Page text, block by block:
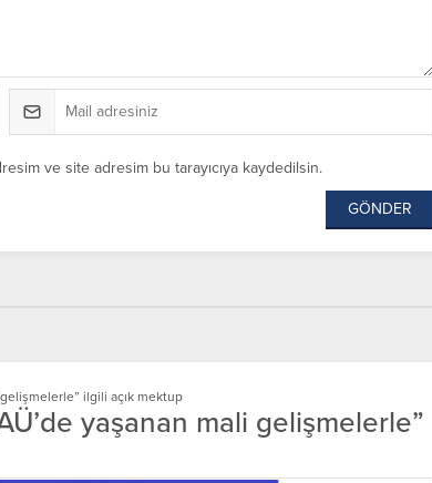
ve site adresim bu tarayıcıya kaydedilsin.
ilgili açık mektup
yaşanan mali gelişmelerle”